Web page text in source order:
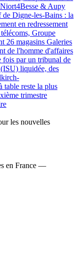
4Besse & Aupy
de Digne-les-Bains : la
en redressement
Groupe
26 magasins Galeries
de l'homme d'affaires
fois par un tribunal de
liquidée, des
table reste la plus
trimestre
les nouvelles
en France —